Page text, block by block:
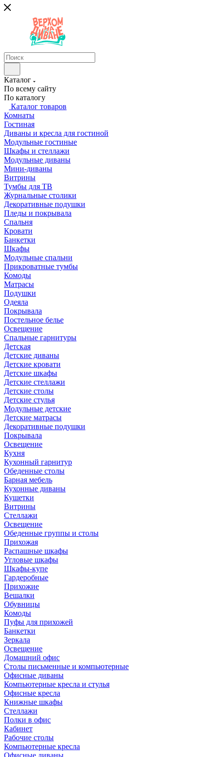
Каталог
По всему сайту
По каталогу
Каталог товаров
Комнаты
Гостиная
Диваны и кресла для гостиной
Модульные гостиные
Шкафы и стеллажи
Модульные диваны
Мини-диваны
Витрины
Тумбы для ТВ
Журнальные столики
Декоративные подушки
Пледы и покрывала
Спальня
Кровати
Банкетки
Шкафы
Модульные спальни
Прикроватные тумбы
Комоды
Матрасы
Подушки
Одеяла
Покрывала
Постельное белье
Освещение
Спальные гарнитуры
Детская
Детские диваны
Детские кровати
Детские шкафы
Детские стеллажи
Детские столы
Детские стулья
Модульные детские
Детские матрасы
Декоративные подушки
Покрывала
Освещение
Кухня
Кухонный гарнитур
Обеденные столы
Барная мебель
Кухонные диваны
Кушетки
Витрины
Стеллажи
Освещение
Обеденные группы и столы
Прихожая
Распашные шкафы
Угловые шкафы
Шкафы-купе
Гардеробные
Прихожие
Вешалки
Обувницы
Комоды
Пуфы для прихожей
Банкетки
Зеркала
Освещение
Домашний офис
Столы письменные и компьютерные
Офисные диваны
Компьютерные кресла и стулья
Офисные кресла
Книжные шкафы
Стеллажи
Полки в офис
Кабинет
Рабочие столы
Компьютерные кресла
Офисные диваны